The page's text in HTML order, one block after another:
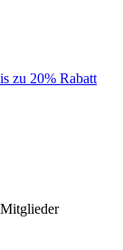
zu 20% Rabatt